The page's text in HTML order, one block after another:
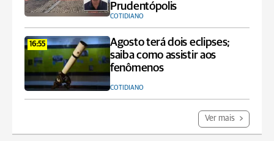
Prudentópolis
COTIDIANO
16:55
Agosto terá dois eclipses;
saiba como assistir aos
fenômenos
COTIDIANO
Ver mais